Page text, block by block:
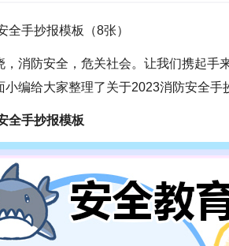
全手抄报模板（8张）
，消防安全，危关社会。让我们携起手
小编给大家整理了关于2023消防安全
全手抄报模板